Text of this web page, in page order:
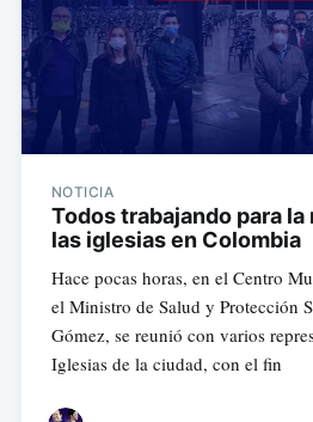
NOTICIA
Todos trabajando para la
las iglesias en Colombia
Hace pocas horas, en el Centro
el Ministro de Salud y Protección
Gómez, se reunió con varios
Iglesias de la ciudad, con el fin